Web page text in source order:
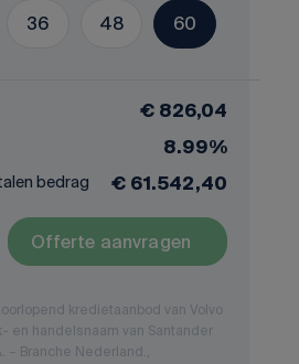
36 48 60
€ 826,04
8.99%
bedrag € 61.542,40
Offerte aanvragen
kredietaanbod van Volvo
en handelsnaam van Santander
– Branche Nederland.,